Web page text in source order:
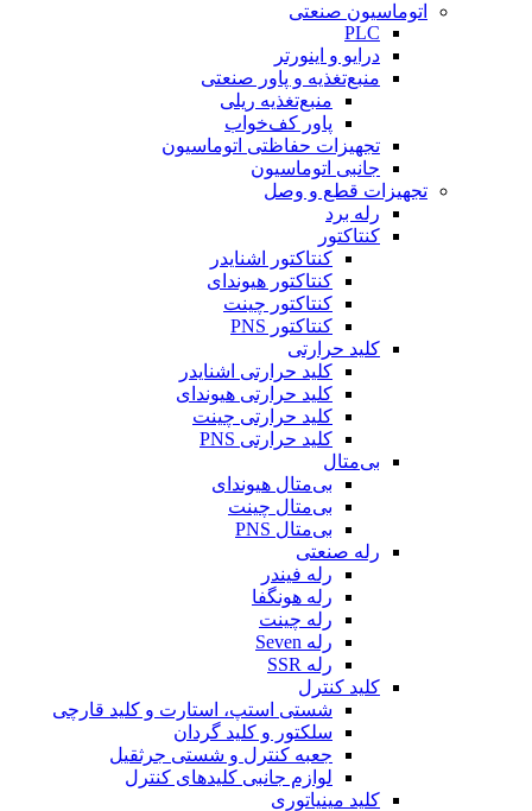
اتوماسیون صنعتی
PLC
درایو و اینورتر
منبع‌تغذیه و پاور صنعتی
منبع‌تغذیه ریلی
پاور کف‌خواب
تجهیزات حفاظتی اتوماسیون
جانبی اتوماسیون
تجهیزات قطع و وصل
رله برد
کنتاکتور
کنتاکتور اشنایدر
کنتاکتور هیوندای
کنتاکتور چینت
کنتاکتور PNS
کلید حرارتی
کلید حرارتی اشنایدر
کلید حرارتی هیوندای
کلید حرارتی چینت
کلید حرارتی PNS
بی‌متال
بی‌متال هیوندای
بی‌متال چینت
بی‌متال PNS
رله صنعتی
رله فیندر
رله هونگفا
رله چینت
رله Seven
رله SSR
کلید کنترل
شستی استپ، استارت و کلید قارچی
سلکتور و کلید گردان
جعبه کنترل و شستی جرثقیل
لوازم جانبی کلیدهای کنترل
کلید مینیاتوری